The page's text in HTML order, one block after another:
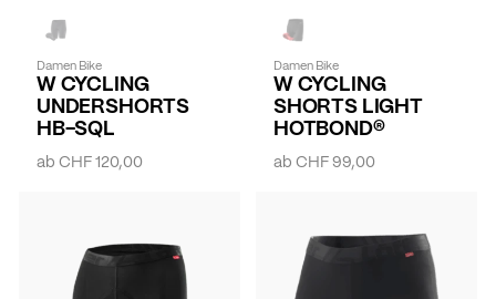
Damen Bike
W CYCLING
UNDERSHORTS
HB-SQL
abCHF 120,00
Damen Bike
W CYCLING
SHORTS LIGHT
HOTBOND®
abCHF 99,00